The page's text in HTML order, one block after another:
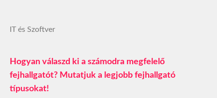
IT és Szoftver
Hogyan válaszd ki a számodra megfelelő
fejhallgatót? Mutatjuk a legjobb fejhallgató
típusokat!